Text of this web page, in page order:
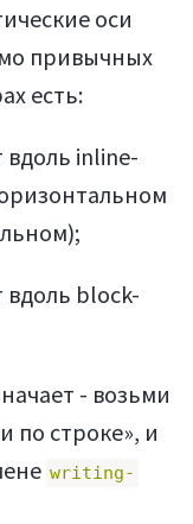
оси
привычных
есть:
inline-
block-
- возьми
по строке», и
writing-